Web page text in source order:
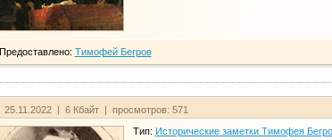
Предоставлено: Тимофей Бегров
25.11.2022 | 6 Кбайт | просмотров: 571
Тип: Исторические заметки Тимофея